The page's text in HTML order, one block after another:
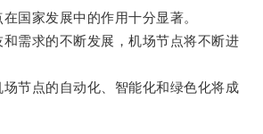
家发展中的作用十分显著。
求的不断发展，机场节点将不断进
点的自动化、智能化和绿色化将成